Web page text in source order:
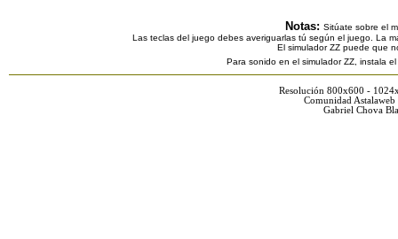
Notas: Sitúate sobre el
Las teclas del juego debes averiguarlas tú según el juego. La
El simulador ZZ puede que
Para sonido en el simulador ZZ, instala
Resolución 800x600 -
Comunidad
Gabriel Chova